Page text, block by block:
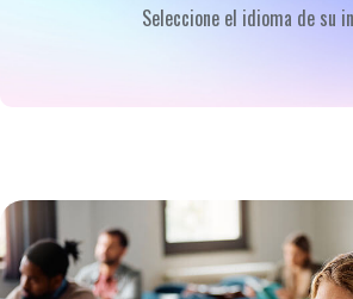
Seleccione el idioma de su